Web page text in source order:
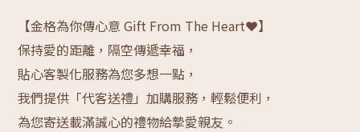
【金格為你傳心意 Gift From The Heart❤】
保持愛的距離，隔空傳遞幸福，
貼心客製化服務為您多想一點，
我們提供「代客送禮」加購服務，輕鬆便利，
為您寄送載滿誠心的禮物給摯愛親友。